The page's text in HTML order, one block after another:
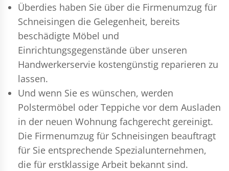
Überdies haben Sie über die Firmenumzug für
Schneisingen die Gelegenheit, bereits
beschädigte Möbel und
Einrichtungsgegenstände über unseren
Handwerkerservie kostengünstig reparieren zu
lassen.
Und wenn Sie es wünschen, werden
Polstermöbel oder Teppiche vor dem Ausladen
in der neuen Wohnung fachgerecht gereinigt.
Die Firmenumzug für Schneisingen beauftragt
für Sie entsprechende Spezialunternehmen,
die für erstklassige Arbeit bekannt sind.